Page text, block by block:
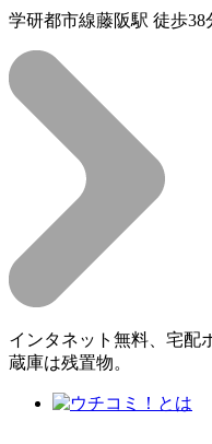
学研都市線藤阪駅 徒歩38
インタネット無料、宅配
蔵庫は残置物。